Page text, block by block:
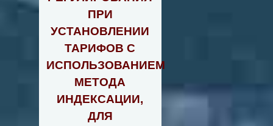
ПРИ
УСТАНОВЛЕНИИ
ТАРИФОВ С
ИСПОЛЬЗОВАНИЕМ
МЕТОДА
ИНДЕКСАЦИИ,
ДЛЯ